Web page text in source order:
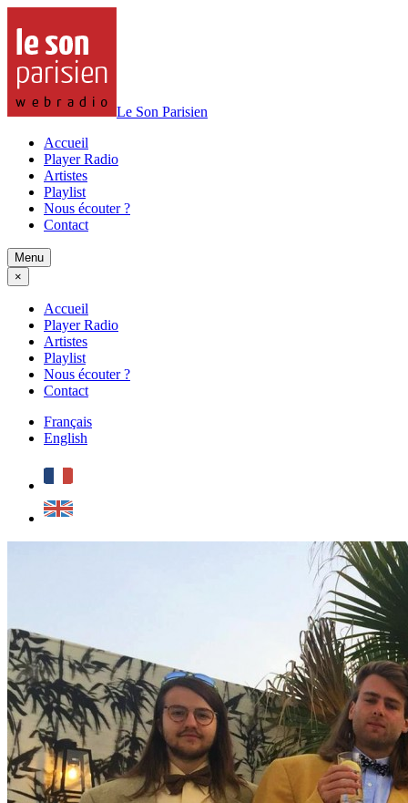
Le Son Parisien
Accueil
Player Radio
Artistes
Playlist
Nous écouter ?
Contact
Menu
×
Accueil
Player Radio
Artistes
Playlist
Nous écouter ?
Contact
Français
English